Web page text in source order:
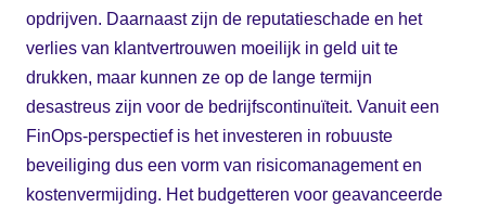
opdrijven. Daarnaast zijn de reputatieschade en het
verlies van klantvertrouwen moeilijk in geld uit te
drukken, maar kunnen ze op de lange termijn
desastreus zijn voor de bedrijfscontinuïteit. Vanuit een
FinOps-perspectief is het investeren in robuuste
beveiliging dus een vorm van risicomanagement en
kostenvermijding. Het budgetteren voor geavanceerde